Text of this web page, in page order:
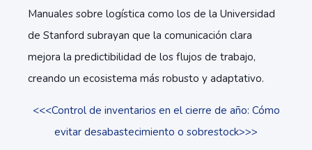
Manuales sobre logística como los de la Universidad
de Stanford subrayan que la comunicación clara
mejora la predictibilidad de los flujos de trabajo,
creando un ecosistema más robusto y adaptativo.
<<<Control de inventarios en el cierre de año: Cómo
evitar desabastecimiento o sobrestock>>>